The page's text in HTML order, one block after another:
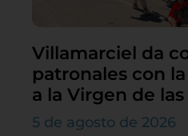
Villamarciel da
patronales con
a la Virgen de
5 de agosto de 2026